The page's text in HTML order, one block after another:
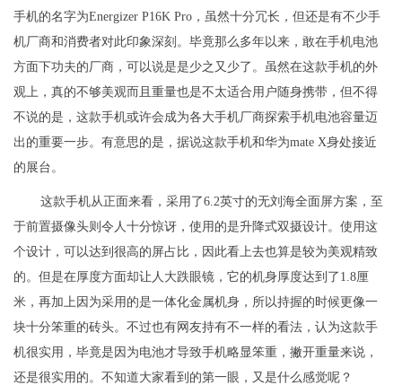
手机的名字为Energizer P16K Pro，虽然十分冗长，但还是有不少手
机厂商和消费者对此印象深刻。毕竟那么多年以来，敢在手机电池
方面下功夫的厂商，可以说是是少之又少了。虽然在这款手机的外
观上，真的不够美观而且重量也是不太适合用户随身携带，但不得
不说的是，这款手机或许会成为各大手机厂商探索手机电池容量迈
出的重要一步。有意思的是，据说这款手机和华为mate X身处接近
的展台。
这款手机从正面来看，采用了6.2英寸的无刘海全面屏方案，至
于前置摄像头则令人十分惊讶，使用的是升降式双摄设计。使用这
个设计，可以达到很高的屏占比，因此看上去也算是较为美观精致
的。但是在厚度方面却让人大跌眼镜，它的机身厚度达到了1.8厘
米，再加上因为采用的是一体化金属机身，所以持握的时候更像一
块十分笨重的砖头。不过也有网友持有不一样的看法，认为这款手
机很实用，毕竟是因为电池才导致手机略显笨重，撇开重量来说，
还是很实用的。不知道大家看到的第一眼，又是什么感觉呢？